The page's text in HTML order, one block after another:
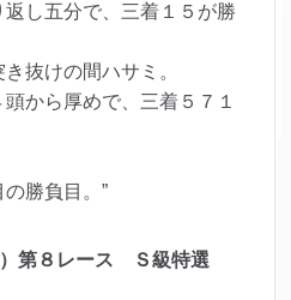
し五分で、三着１５が勝
抜けの間ハサミ。
から厚めで、三着５７１
勝負目。”
第８ レース Ｓ級特選